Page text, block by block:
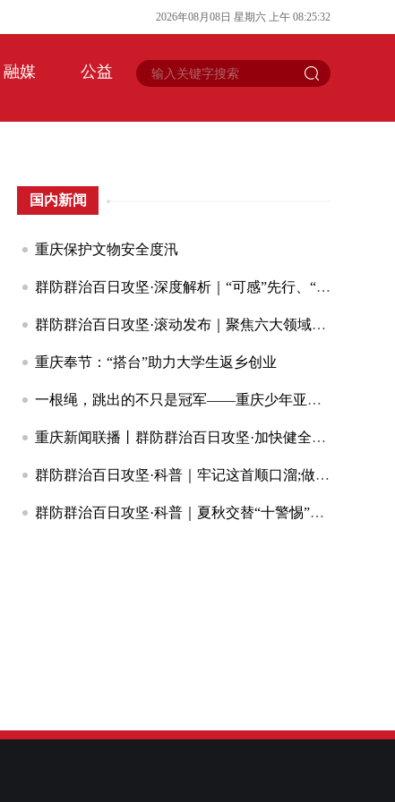
2026年08月 08日 星期六 上午 08:25:32
融媒 公益
国内新闻
重庆保护文物安全度汛
群防群治百日攻坚·深度解析｜“可感”先行、“可防”闭环、“可救”前置数字赋能让荣昌有效应对3轮区域性暴雨
群防群治百日攻坚·滚动发布｜聚焦六大领域筑牢水旱灾害防线全市水利系统启动除险固安群防群治百日攻坚行动
重庆奉节：“搭台”助力大学生返乡创业
一根绳，跳出的不只是冠军——重庆少年亚锦赛夺冠背后的故事
重庆新闻联播丨群防群治百日攻坚·加快健全群防群治工作体系筑牢基层防灾减灾救灾第一道防线
群防群治百日攻坚·科普｜牢记这首顺口溜;做好“安全明白人”
群防群治百日攻坚·科普｜夏秋交替“十警惕”！这些安全提醒请收藏